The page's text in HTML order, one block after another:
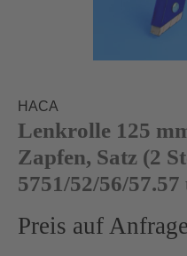
HACA
Lenkrolle 125
Zapfen, Satz (2
5751/52/56/
Preis auf Anfrage